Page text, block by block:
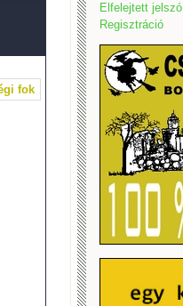
fok
Elfelejtett jelszó
Regisztráció